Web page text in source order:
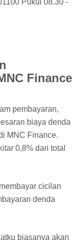
Pukul 08.30 -
Finance
pembayaran,
biaya denda
MNC Finance.
0,8% dari total
cicilan
denda
biasanya akan